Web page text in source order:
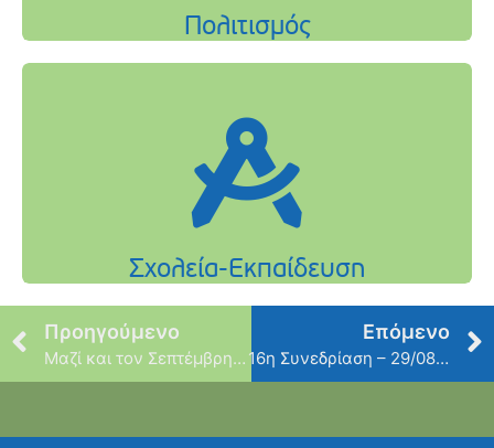
Προηγούμενο
Μαζί και τον Σεπτέμβρη – Ενώνουμε τις γειτονιές, γιορτάζουμε τις στιγμές!
Επόμενο
16η Συνεδρίαση – 29/08/2025